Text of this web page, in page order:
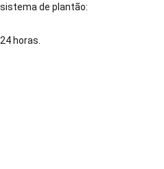
de plantão:
horas.